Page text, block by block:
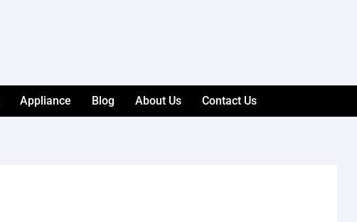
Appliance Blog About Us Contact Us